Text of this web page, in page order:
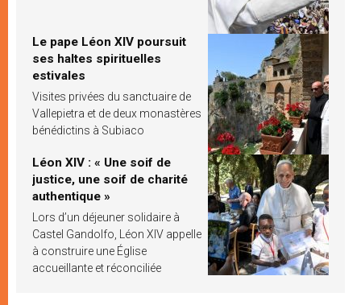
Le pape Léon XIV poursuit
ses haltes spirituelles
estivales
Visites privées du sanctuaire de
Vallepietra et de deux monastères
bénédictins à Subiaco
Léon XIV : « Une soif de
justice, une soif de charité
authentique »
Lors d’un déjeuner solidaire à
Castel Gandolfo, Léon XIV appelle
à construire une Église
accueillante et réconciliée